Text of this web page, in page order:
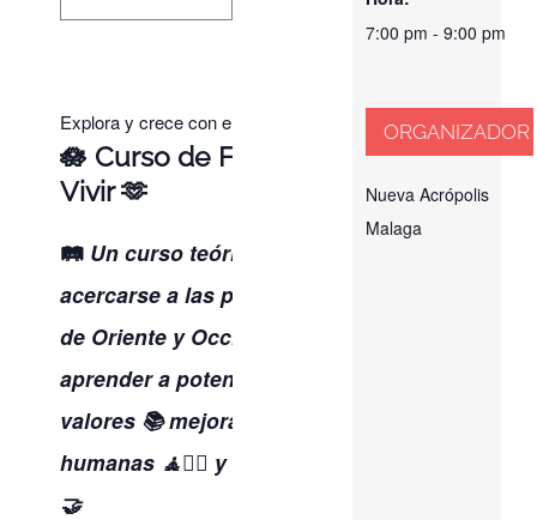
Explora y crece con el curso Filosofía para Vivir
🪷 Curso de Filosofía para
Vivir 🫶
🛤️ Un curso teórico-práctico para
acercarse a las principales filosofías
de Oriente y Occidente, en las que
aprender a potenciar la ética y los
valores 📚 mejorar las relaciones
humanas 🧘🤸‍♀️ y construir el futuro
🤝
7:00 pm - 9:00 pm
ORGANIZADOR
Nueva Acrópolis
Malaga